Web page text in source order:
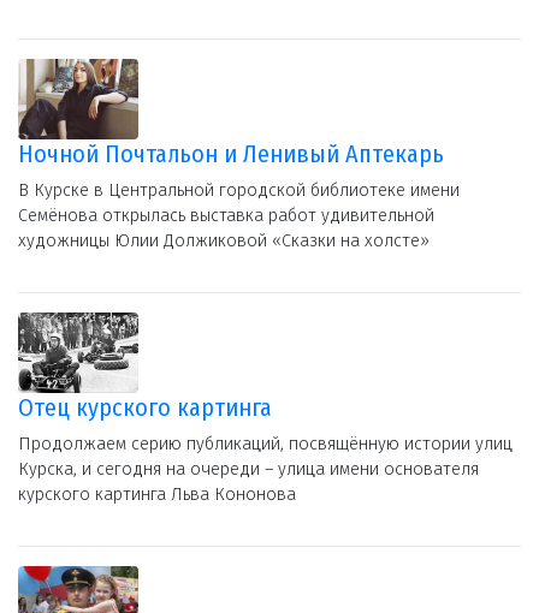
Ночной Почтальон и Ленивый Аптекарь
В Курске в Центральной городской библиотеке имени
Семёнова открылась выставка работ удивительной
художницы Юлии Должиковой «Сказки на холсте»
Отец курского картинга
Продолжаем серию публикаций, посвящённую истории улиц
Курска, и сегодня на очереди – улица имени основателя
курского картинга Льва Кононова